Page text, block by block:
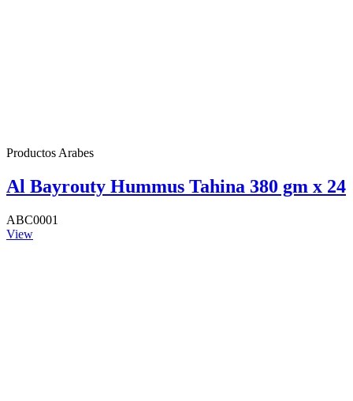
Productos Arabes
Al Bayrouty Hummus Tahina 380 gm x 24
ABC0001
View